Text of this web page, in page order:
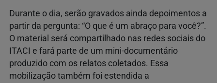
Durante o dia, serão gravados ainda depoimentos a
partir da pergunta: “O que é um abraço para você?”.
O material será compartilhado nas redes sociais do
ITACI e fará parte de um mini-documentário
produzido com os relatos coletados. Essa
mobilização também foi estendida a